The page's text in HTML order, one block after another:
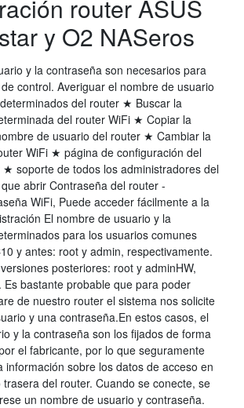
router ASUS
y O2 NASeros
y la contraseña son necesarios para
control. Averiguar el nombre de usuario
del router ★ Buscar la
del router WiFi ★ Copiar la
de usuario del router ★ Cambiar la
WiFi ★ página de configuración del
★ soporte de todos los administradores del
abrir Contraseña del router -
WiFi, Puede acceder fácilmente a la
El nombre de usuario y la
para los usuarios comunes
y antes: root y admin, respectivamente.
posteriores: root y adminHW,
Es bastante probable que para poder
de nuestro router el sistema nos solicite
y una contraseña.En estos casos, el
y la contraseña son los fijados de forma
el fabricante, por lo que seguramente
información sobre los datos de acceso en
del router. Cuando se conecte, se
un nombre de usuario y contraseña.